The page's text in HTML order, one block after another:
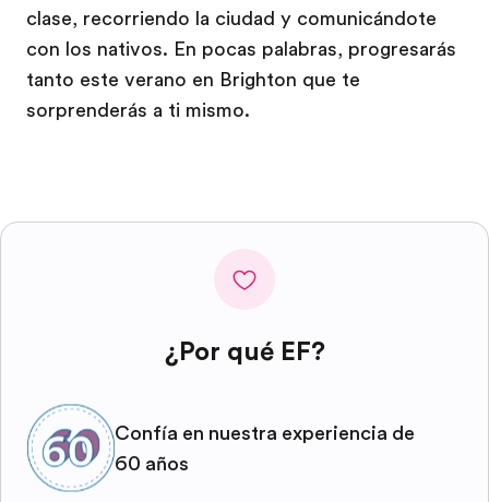
clase, recorriendo la ciudad y comunicándote
con los nativos. En pocas palabras, progresarás
tanto este verano en Brighton que te
sorprenderás a ti mismo.
¿Por qué EF?
Confía en nuestra experiencia de
60 años